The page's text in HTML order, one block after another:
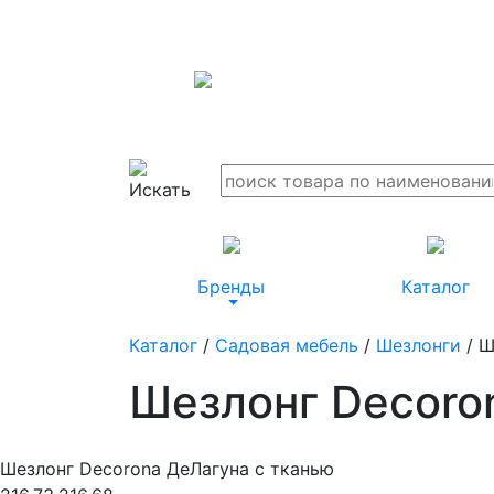
Бренды Каталог
Каталог / Садовая мебель / Шезлонги /
Шезлонг
Шезлонг Decorona ДеЛагуна с тканью